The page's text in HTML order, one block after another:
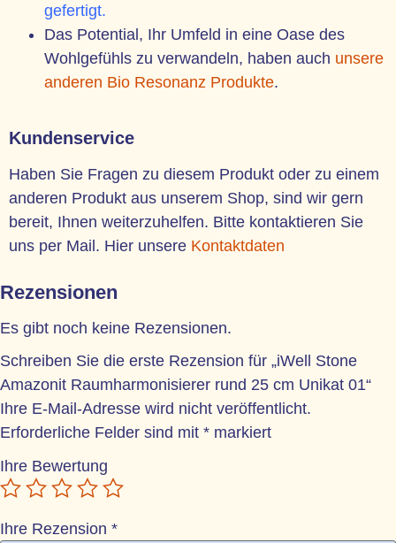
gefertigt.
Das Potential, Ihr Umfeld in eine Oase des
Wohlgefühls zu verwandeln, haben auch unsere
anderen Bio Resonanz Produkte.
Kundenservice
Haben Sie Fragen zu diesem Produkt oder zu einem
anderen Produkt aus unserem Shop, sind wir gern
bereit, Ihnen weiterzuhelfen. Bitte kontaktieren Sie
uns per Mail. Hier unsere Kontaktdaten
Rezensionen
Es gibt noch keine Rezensionen.
Schreiben Sie die erste Rezension für „iWell Stone
Amazonit Raumharmonisierer rund 25 cm Unikat 01“
Ihre E-Mail-Adresse wird nicht veröffentlicht.
Erforderliche Felder sind mit * markiert
Ihre Bewertung
Ihre Rezension *